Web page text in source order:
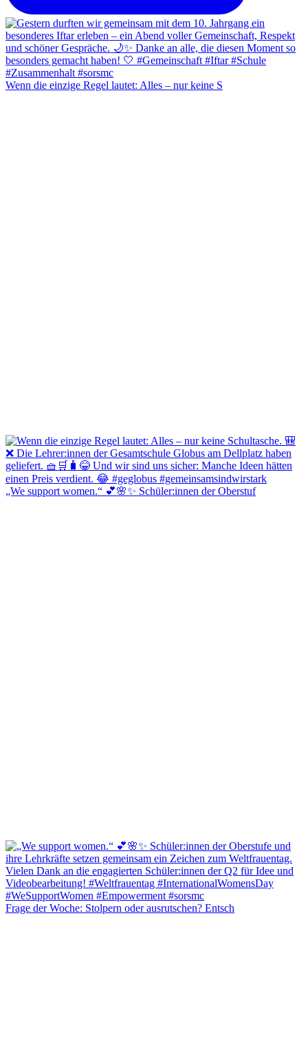
Wenn die einzige Regel lautet: Alles – nur keine S
„We support women.“ 💕🌸✨ Schüler:innen der Oberstuf
Frage der Woche: Stolpern oder ausrutschen? Entsch